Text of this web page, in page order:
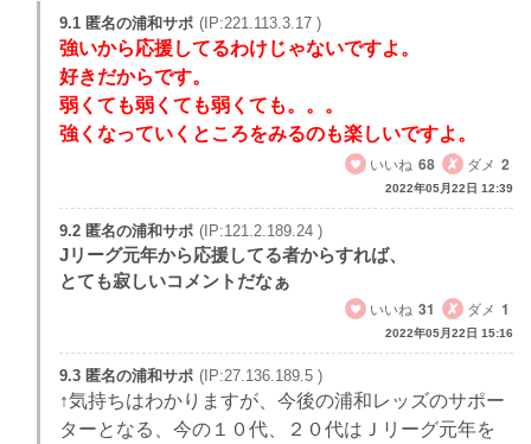
9.1 匿名の浦和サポ (IP:221.113.3.17 )
強いから応援してるわけじゃないですよ。
好きだからです。
弱くても弱くても弱くても。。。
強くなっていくところをみるのも楽しいですよ。
いいね 68 ダメ 2
2022年05月22日 12:39
9.2 匿名の浦和サポ (IP:121.2.189.24 )
Jリーグ元年から応援してる者からすれば、
とても寂しいコメントだなぁ
いいね 31 ダメ 1
2022年05月22日 15:16
9.3 匿名の浦和サポ (IP:27.136.189.5 )
↑気持ちはわかりますが、今後の浦和レッズのサポー
ターとなる、今の１０代、２０代はＪリーグ元年を